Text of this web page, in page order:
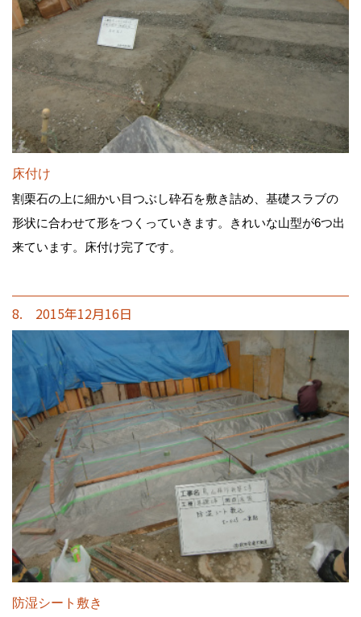
床付け
割栗石の上に細かい目つぶし砕石を敷き詰め、基礎スラブの
形状に合わせて形をつくっていきます。きれいな山型が6つ出
来ています。床付け完了です。
8. 2015年12月16日
防湿シート敷き